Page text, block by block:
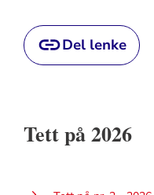
Del lenke
Tett på 2026